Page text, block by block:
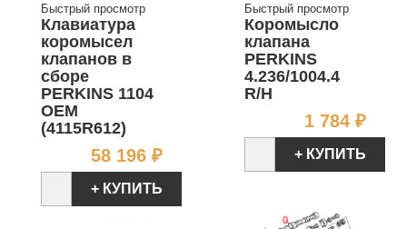
Быстрый просмотр
Клавиатура
коромысел
клапанов в
сборе
PERKINS 1104
OEM
(4115R612)
58 196 ₽Цена
+ КУПИТЬ
Быстрый просмотр
Коромысло
клапана
PERKINS
4.236/1004.4
R/H
1 784 ₽
+ КУПИТЬ